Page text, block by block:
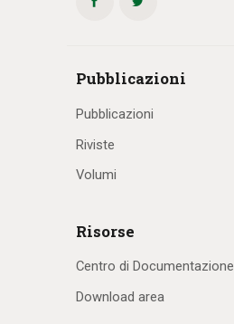
Pubblicazioni
Pubblicazioni
Riviste
Volumi
Risorse
Centro di Documentazione
Download area